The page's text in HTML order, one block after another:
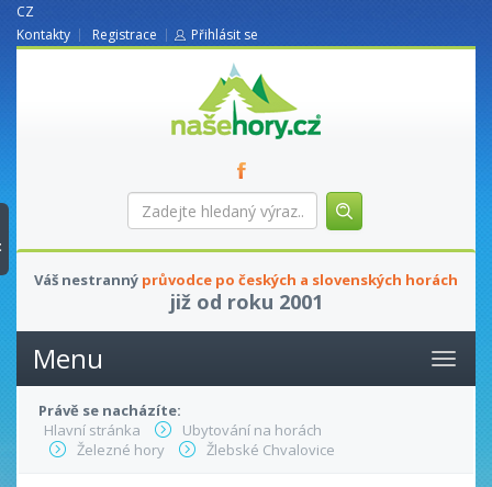
CZ
Kontakty
Registrace Přihlásit se
nasehory.cz
Zadejte
hledaný
Váš nestranný průvodce po českých a slovenských horách
již od roku 2001
Menu
Právě se nacházíte:
Hlavní stránka
Ubytování na horách
Železné hory
Žlebské Chvalovice